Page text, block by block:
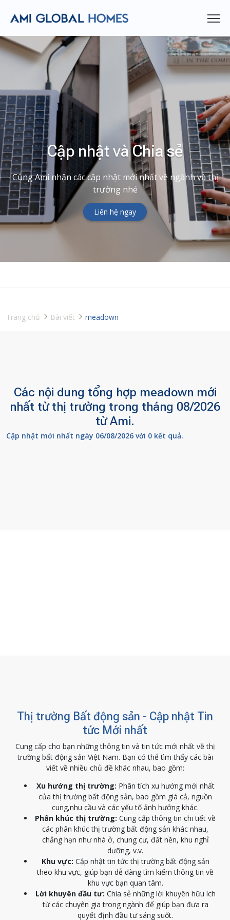
Cập nhật và Chia sẻ
Cùng Ami nhận các cập nhật mới nhất về ngành và thị
trường nhé
Liên hệ ngay
Trang chủ Bài viết meadown
Các nội dung tổng hợp meadown mới
nhất từ thị trường trong tháng 08/2026
từ Ami.
Cập nhật mới nhất ngày 06/08/2026 với 0 kết quả.
Thị trường Bất động sản - Cập nhật Tin
tức Mới nhất
Cung cấp cho bạn những thông tin và tin tức mới nhất về thị
trường bất động sản Việt Nam. Bạn có thể tìm thấy các bài
viết về nhiều chủ đề khác nhau, bao gồm:
Xu hướng thị trường: Phân tích xu hướng mới nhất
của thị trường bất động sản, bao gồm giá cả, nguồn
cung,nhu cầu và các yếu tố ảnh hưởng khác.
Phân khúc thị trường: Cung cấp thông tin chi tiết về
các phân khúc thị trường bất động sản khác nhau,
chẳng hạn như nhà ở, chung cư, đất nền, khu nghỉ
dưỡng, v.v.
Khu vực: Cập nhật tin tức thị trường bất động sản
theo khu vực, giúp bạn dễ dàng tìm kiếm thông tin về
khu vực bạn quan tâm.
Lời khuyên đầu tư: Chia sẻ những lời khuyên hữu ích
từ các chuyên gia trong ngành để giúp bạn đưa ra
quyết định đầu tư sáng suốt.